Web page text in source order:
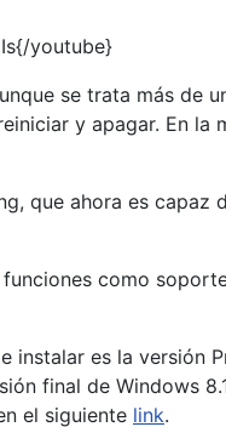
youtube}
se trata más de
y apagar. En la
que ahora es
como
es la versión
final de Windows
el siguiente link.